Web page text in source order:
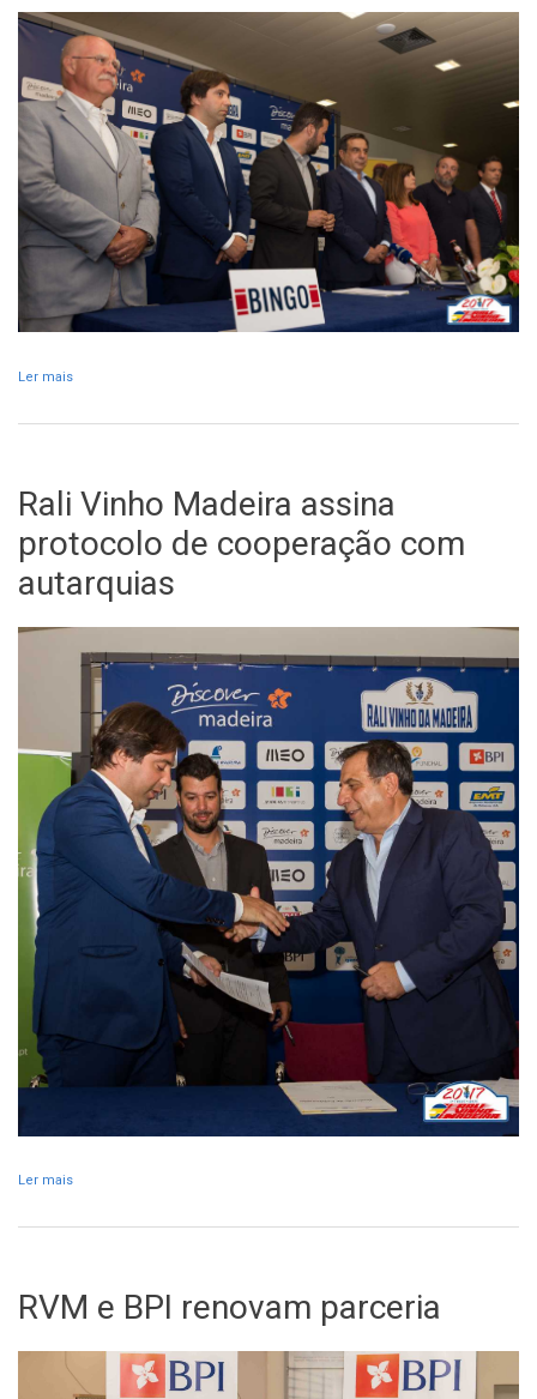
Ler mais
Rali Vinho Madeira assina
protocolo de cooperação com
autarquias
Ler mais
RVM e BPI renovam parceria